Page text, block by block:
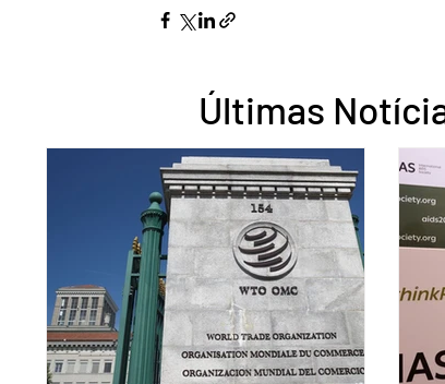
Últimas